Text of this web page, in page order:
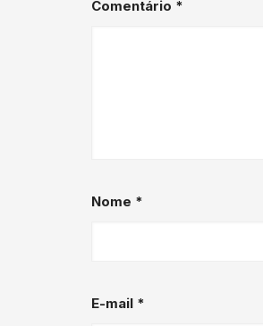
Comentário *
Nome *
E-mail *